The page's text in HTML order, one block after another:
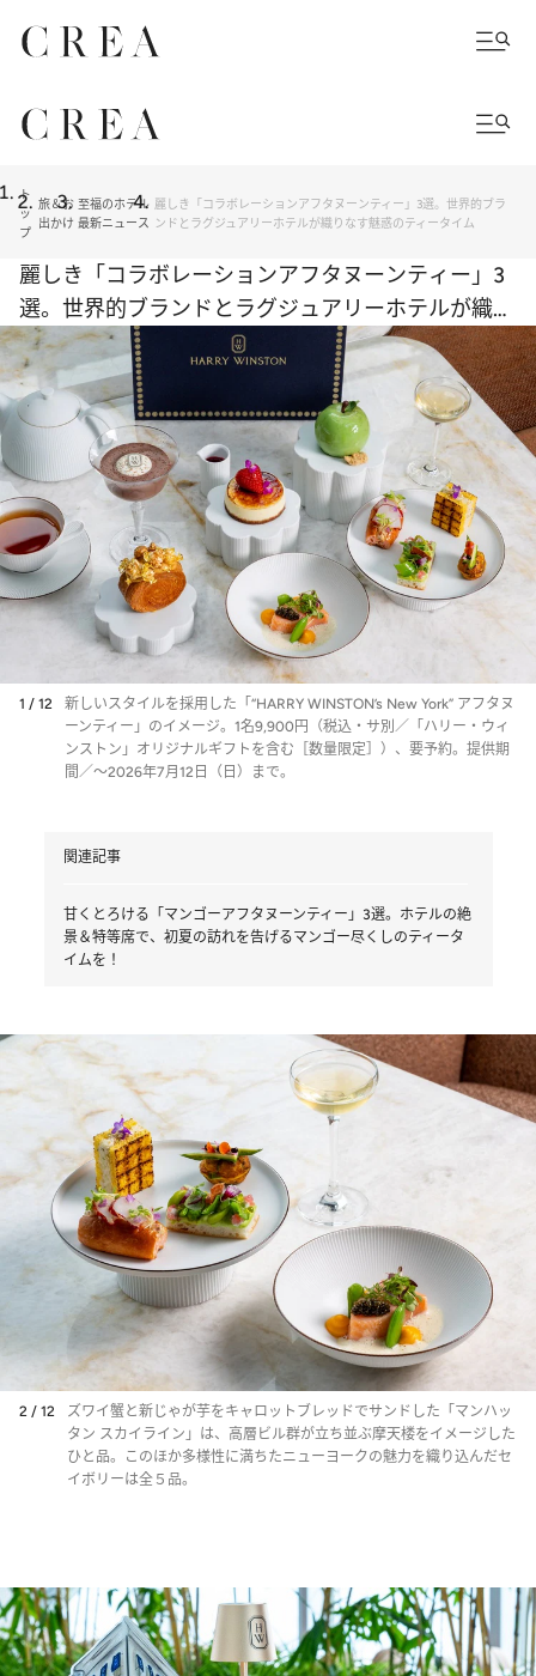
ト
ッ
プ
旅＆お
出かけ
至福のホテル
最新ニュース
麗しき「コラボレーションアフタヌーンティー」3選。世界的ブラ
ンドとラグジュアリーホテルが織りなす魅惑のティータイム
麗しき「コラボレーションアフタヌーンティー」3
選。世界的ブランドとラグジュアリーホテルが織り
なす魅惑のティータイム
1 / 12
新しいスタイルを採用した「“HARRY WINSTON’s New York” アフタヌ
ーンティー」のイメージ。1名9,900円（税込・サ別／「ハリー・ウィ
ンストン」オリジナルギフトを含む［数量限定］）、要予約。提供期
間／～2026年7月12日（日）まで。
関連記事
甘くとろける「マンゴーアフタヌーンティー」3選。ホテルの絶
景＆特等席で、初夏の訪れを告げるマンゴー尽くしのティータ
イムを！
2 / 12
ズワイ蟹と新じゃが芋をキャロットブレッドでサンドした「マンハッ
タン スカイライン」は、高層ビル群が立ち並ぶ摩天楼をイメージした
ひと品。このほか多様性に満ちたニューヨークの魅力を織り込んだセ
イボリーは全５品。